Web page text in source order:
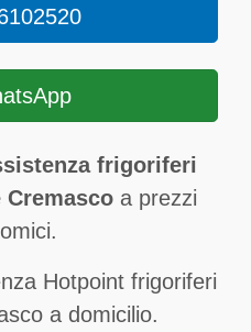
frigoriferi
a prezzi
Hotpoint frigoriferi
a domicilio.